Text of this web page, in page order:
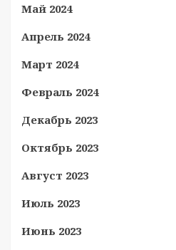
Май 2024
Апрель 2024
Март 2024
Февраль 2024
Декабрь 2023
Октябрь 2023
Август 2023
Июль 2023
Июнь 2023